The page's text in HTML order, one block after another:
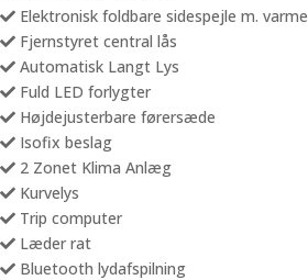
Elektronisk foldbare sidespejle m. varme
Fjernstyret central lås
Automatisk Langt Lys
Fuld LED forlygter
Højdejusterbare førersæde
Isofix beslag
2 Zonet Klima Anlæg
Kurvelys
Trip computer
Læder rat
Bluetooth lydafspilning